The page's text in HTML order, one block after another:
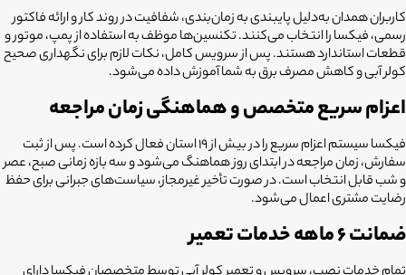
کاربران همدان به‌دلیل پایبندی به زمان‌بندی، شفافیت در روند کار و ارائه فاکتور
رسمی، فیکسا را انتخاب می‌کنند. تکنسین‌ها موظف به استفاده از پمپ، موتور و
قطعات استاندارد هستند. پس از سرویس کامل، نکات لازم برای نگهداری صحیح
کولر آبی و کاهش مصرف برق به شما آموزش داده می‌شود.
اعزام سریع متخصص و هماهنگی زمان مراجعه
فیکسا سیستم اعزام سریع را در بیش از ۱۹ استان فعال کرده است. پس از ثبت
سفارش، زمان مراجعه در ابتدای روز هماهنگ می‌شود و سه بازه زمانی صبح، عصر
و شب قابل انتخاب است. در صورت تأخیر غیرمجاز، سیاست‌های جبرانی برای حفظ
رضایت مشتری اعمال می‌شود.
ضمانت ۶ ماهه خدمات تعمیر